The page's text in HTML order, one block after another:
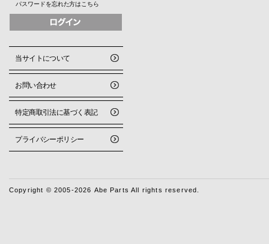
パスワードを忘れた方はこちら
当サイトについて
お問い合わせ
特定商取引法に基づく表記
プライバシーポリシー
Copyright © 2005-2026 Abe Parts All rights reserved.